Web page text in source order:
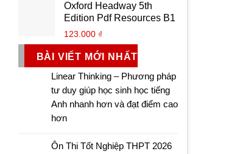
Oxford Headway 5th
Edition Pdf Resources B1
123.000 ₫
BÀI VIẾT MỚI NHẤT
Linear Thinking – Phương pháp
tư duy giúp học sinh học tiếng
Anh nhanh hơn và đạt điểm cao
hơn
Ôn Thi Tốt Nghiệp THPT 2026